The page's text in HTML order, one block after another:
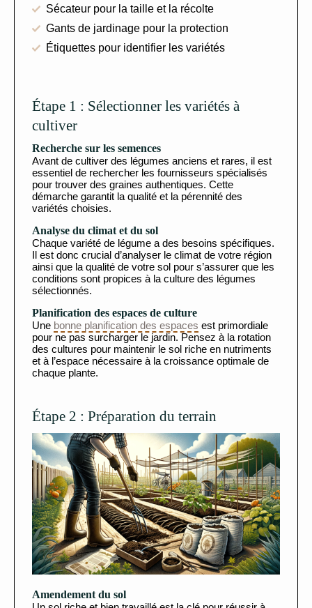
Sécateur pour la taille et la récolte
Gants de jardinage pour la protection
Étiquettes pour identifier les variétés
Étape 1 : Sélectionner les variétés à
cultiver
Recherche sur les semences
Avant de cultiver des légumes anciens et rares, il est
essentiel de rechercher les fournisseurs spécialisés
pour trouver des graines authentiques. Cette
démarche garantit la qualité et la pérennité des
variétés choisies.
Analyse du climat et du sol
Chaque variété de légume a des besoins spécifiques.
Il est donc crucial d’analyser le climat de votre région
ainsi que la qualité de votre sol pour s’assurer que les
conditions sont propices à la culture des légumes
sélectionnés.
Planification des espaces de culture
Une bonne planification des espaces est primordiale
pour ne pas surcharger le jardin. Pensez à la rotation
des cultures pour maintenir le sol riche en nutriments
et à l’espace nécessaire à la croissance optimale de
chaque plante.
Étape 2 : Préparation du terrain
Amendement du sol